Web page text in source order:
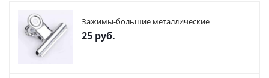
Зажимы-большие металлические
25 руб.